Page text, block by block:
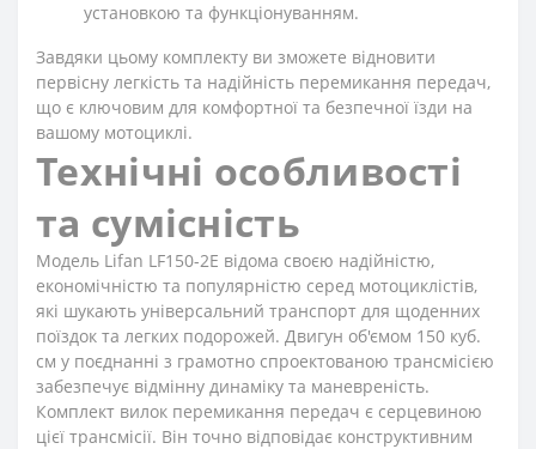
установкою та функціонуванням.
Завдяки цьому комплекту ви зможете відновити
первісну легкість та надійність перемикання передач,
що є ключовим для комфортної та безпечної їзди на
вашому мотоциклі.
Технічні особливості
та сумісність
Модель Lifan LF150-2E відома своєю надійністю,
економічністю та популярністю серед мотоциклістів,
які шукають універсальний транспорт для щоденних
поїздок та легких подорожей. Двигун об'ємом 150 куб.
см у поєднанні з грамотно спроектованою трансмісією
забезпечує відмінну динаміку та маневреність.
Комплект вилок перемикання передач є серцевиною
цієї трансмісії. Він точно відповідає конструктивним